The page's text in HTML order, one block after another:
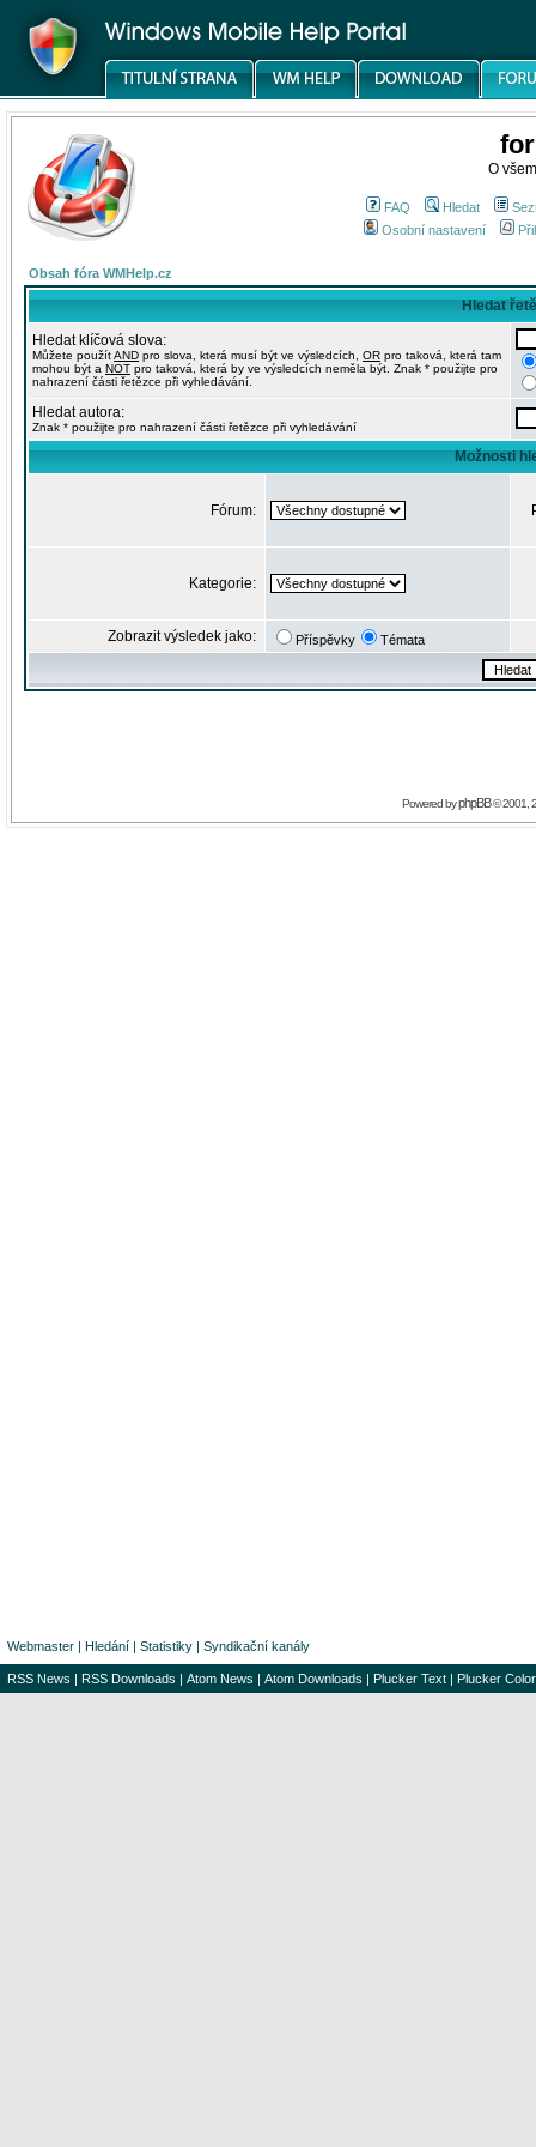
O
FAQ Hledat
Osobní nastavení
Obsah fóra WMHelp.cz
Hledat
Hledat klíčová slova:
Můžete použítAND pro slova, která musí být ve výsledcích, OR pro taková, která tam
mohou být a NOT pro taková, která by ve výsledcích neměla být. Znak * použijte pro
nahrazení části řetězce při vyhledávání.
Hledat autora:
Znak * použijte pro nahrazení části řetězce při vyhledávání
Možnosti
Fórum:
Kategorie:
Zobrazit výsledek jako: Příspěvky Témata
Powered byphpBB© 2001,
Webmaster | Hledání | Statistiky | Syndikační kanály
RSS News | RSS Downloads | Atom News | Atom Downloads | Plucker Text | Plucker Color